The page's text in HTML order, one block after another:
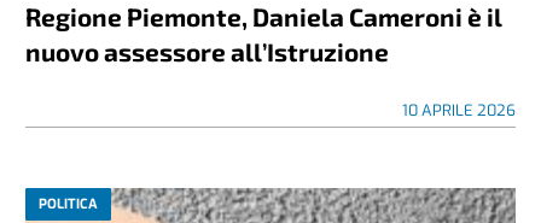
Regione Piemonte, Daniela Cameroni è il
nuovo assessore all’Istruzione
10 APRILE 2026
POLITICA